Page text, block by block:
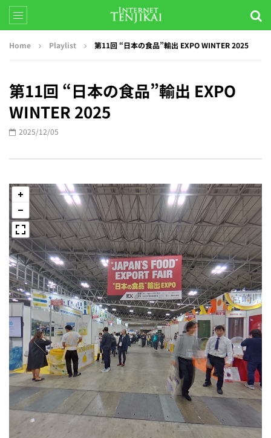
Home Playlist 第11回 “日本の食品”輸出 EXPO WINTER 2025
第11回 “日本の食品”輸出 EXPO
WINTER 2025
2025/12/05